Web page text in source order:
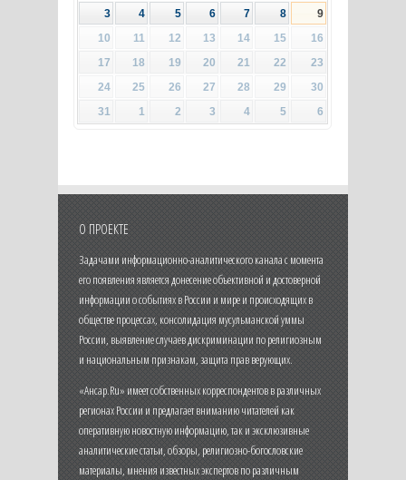
3
4 5 6 7 8
9
10
11 12 13 14 15
16
17
18 19 20 21 22
23
24
25 26 27 28 29
30
31
1 2 3 4 5 6
О ПРОЕКТЕ
Задачами информационно-аналитического канала с момента
его появления является донесение объективной и достоверной
информации о событиях в России и мире и происходящих в
обществе процессах, консолидация мусульманской уммы
России, выявление случаев дискриминации по религиозным
и национальным признакам, защита прав верующих.
«Ансар.Ru» имеет собственных корреспондентов в различных
регионах России и предлагает вниманию читателей как
оперативную новостную информацию, так и эксклюзивные
аналитические статьи, обзоры, религиозно-богословские
материалы, мнения известных экспертов по различным